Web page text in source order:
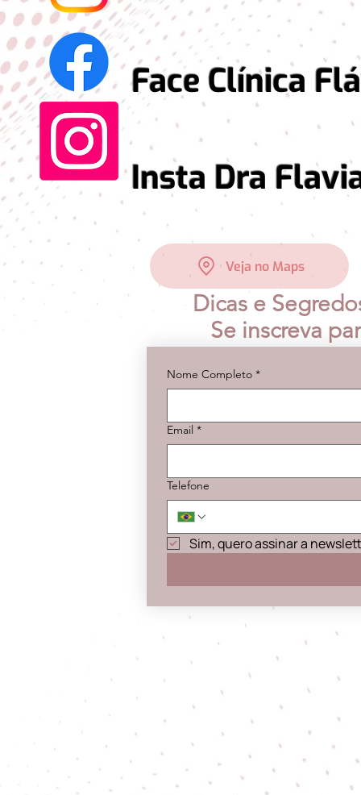
Face Clínica
Insta Dra Flavia
Veja no Maps
Dicas e
Se inscreva
Nome Completo *
Email *
Telefone
Sim, quero assinar a